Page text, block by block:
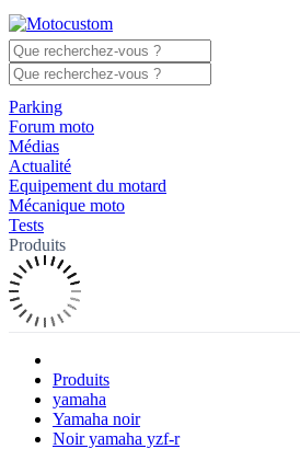
Parking
Forum moto
Médias
Actualité
Equipement du motard
Mécanique moto
Tests
Produits
Produits
yamaha
Yamaha noir
Noir yamaha yzf-r